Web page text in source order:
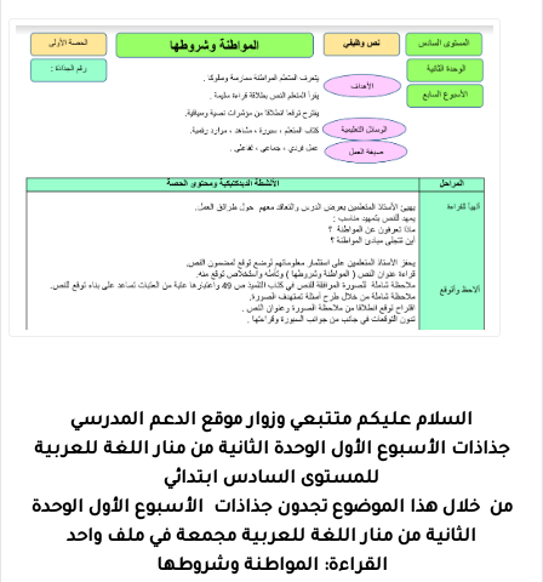
السلام عليكم متتبعي وزوار موقع الدعم المدرسي
جذاذات الأسبوع الأول الوحدة الثانية من منار اللغة للعربية
للمستوى السادس ابتدائي
من خلال هذا الموضوع تجدون جذاذات
الأسبوع الأول الوحدة
الثانية من منار اللغة للعربية مجمعة في ملف واحد
القراءة: المواطنة وشروطها